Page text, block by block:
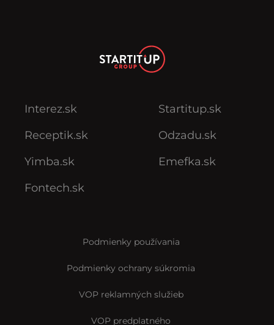
Interez.sk
Receptik.sk
Yimba.sk
Fontech.sk
Startitup.sk
Odzadu.sk
Emefka.sk
Podmienky používania
Podmienky ochrany súkromia
VOP reklamných služieb
VOP predplatného